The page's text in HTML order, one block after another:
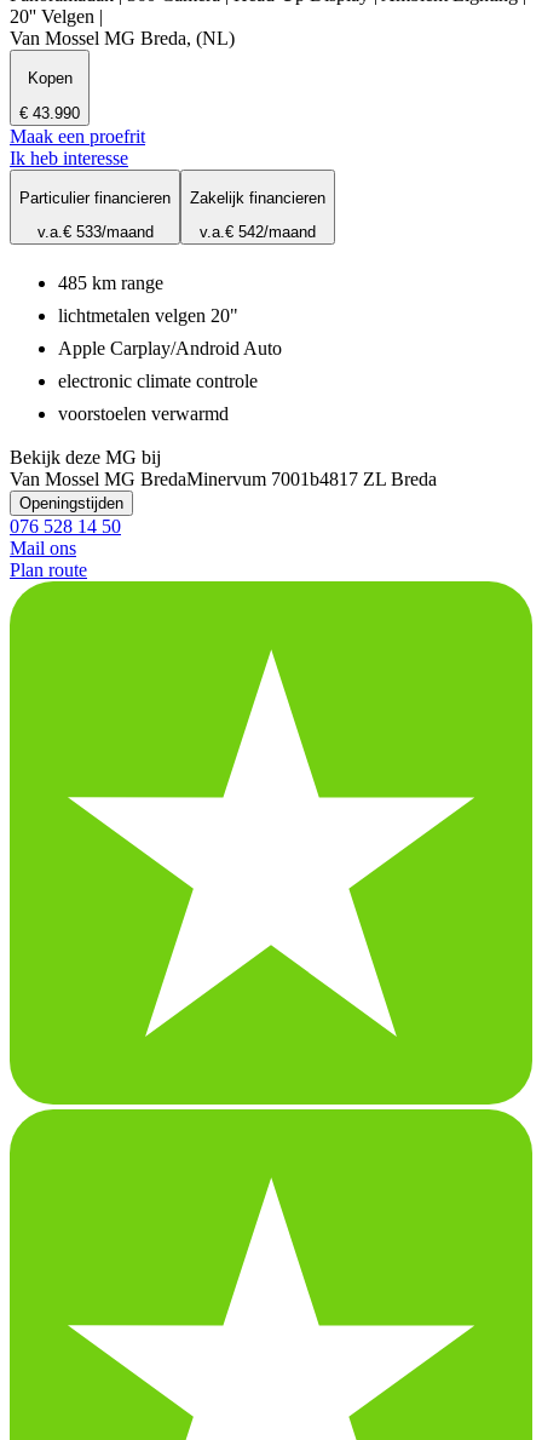
20'' Velgen |
Van Mossel MG Breda, (NL)
Kopen
€ 43.990
Maak een proefrit
Ik heb interesse
Particulier financieren
v.a.€ 533/maand
Zakelijk financieren
v.a.€ 542/maand
485 km range
lichtmetalen velgen 20"
Apple Carplay/Android Auto
electronic climate controle
voorstoelen verwarmd
Bekijk deze MG bij
Van Mossel MG BredaMinervum 7001b4817 ZL Breda
Openingstijden
076 528 14 50
Mail ons
Plan route